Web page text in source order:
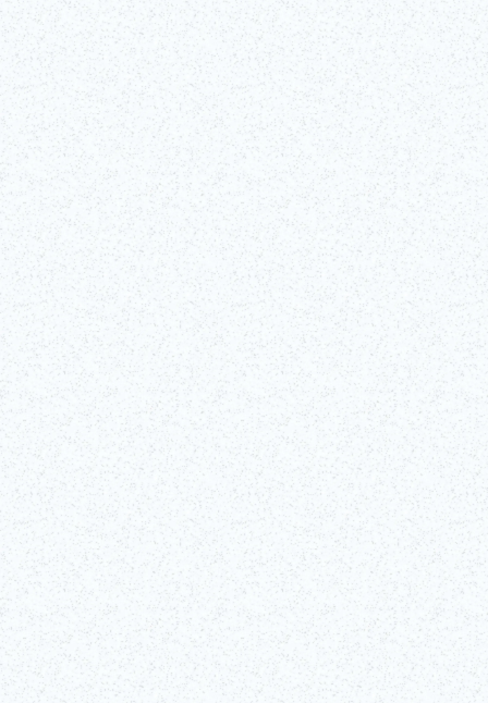
©Shibuya Scramble Square/Shibuya Sky es un mirador al aire libre a
229 metros de altura que te ofrece una vista de Tokio impresionante.
Echa un vistazo a la información más reciente sobre el horario, los
Seguir leyendo
¡Más información!
(enlace externo)
Mostrar todo